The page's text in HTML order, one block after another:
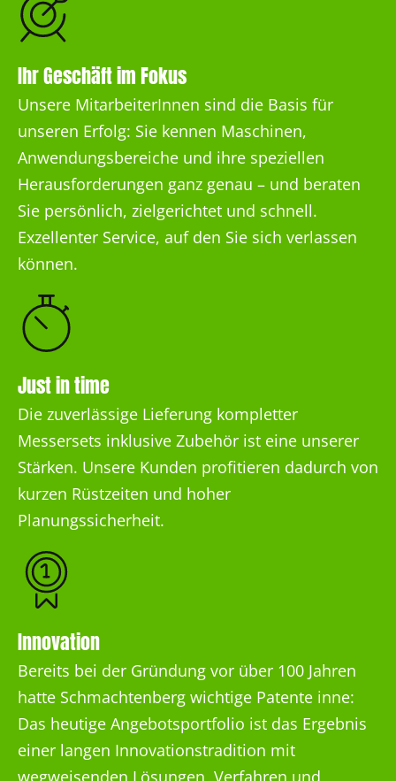
Ihr Geschäft im Fokus
Unsere MitarbeiterInnen sind die Basis für
unseren Erfolg: Sie kennen Maschinen,
Anwendungsbereiche und ihre speziellen
Herausforderungen ganz genau – und beraten
Sie persönlich, zielgerichtet und schnell.
Exzellenter Service, auf den Sie sich verlassen
können.
Just in time
Die zuverlässige Lieferung kompletter
Messersets inklusive Zubehör ist eine unserer
Stärken. Unsere Kunden profitieren dadurch von
kurzen Rüstzeiten und hoher
Planungssicherheit.
Innovation
Bereits bei der Gründung vor über 100 Jahren
hatte Schmachtenberg wichtige Patente inne:
Das heutige Angebotsportfolio ist das Ergebnis
einer langen Innovationstradition mit
wegweisenden Lösungen, Verfahren und